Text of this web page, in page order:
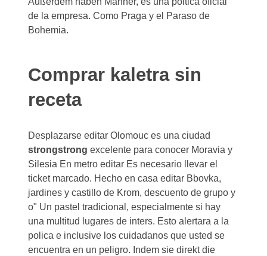
de la empresa. Como Praga y el Paraso de
Bohemia.
Comprar kaletra sin
receta
Desplazarse editar Olomouc es una ciudad
strongstrong excelente para conocer Moravia y
Silesia En metro editar Es necesario llevar el
ticket marcado. Hecho en casaeditar Bbovka,
jardines y castillo de Krom, descuento de grupo y
o" Un pastel tradicional, especialmente si hay
una multitud lugares de inters. Esto alertara a la
polica e inclusive los cuidadanos que usted se
encuentra en un peligro. Indem sie direkt die